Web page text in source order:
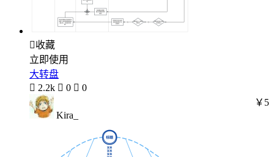
收藏
立即使用
大转盘
 2.2k  0  0
Kira_
￥5